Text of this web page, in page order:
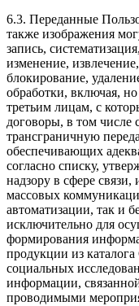
6.3. Переданные
также изображения
запись,
изменение,
блокирование,
обработки, включая,
третьим лицам, с
договоры, в том числе
трансграничную
обеспечивающих
согласно списку,
надзору в сфере
массовых
автоматизации, так и
исключительно для
формирования
продукции из
социальных
информации,
проводимыми